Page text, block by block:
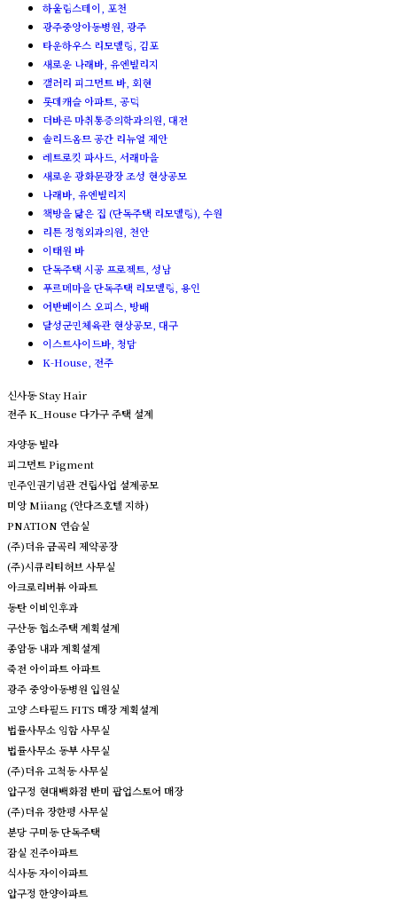
하울림스테이, 포천
광주중앙아동병원, 광주
타운하우스 리모델링, 김포
새로운 나래바, 유엔빌리지
갤러리 피그먼트 바, 회현
롯데캐슬 아파트, 공덕
더바른 마취통증의학과의원, 대전
솔리드옴므 공간 리뉴얼 제안
레트로킷 파사드, 서래마을
새로운 광화문광장 조성 현상공모
나래바, 유엔빌리지
책방을 닮은 집 (단독주택 리모델링), 수원
리튼 정형외과의원, 천안
이태원 바
단독주택 시공 프로젝트, 성남
푸르메마을 단독주택 리모델링, 용인
어반베이스 오피스, 방배
달성군민체육관 현상공모, 대구
이스트사이드바, 청담
K-House, 전주
신사동 Stay Hair
전주 K_House 다가구 주택 설계
자양동 빌라
피그먼트 Pigment
민주인권기념관 건립사업 설계공모
미앙 Miiang (안다즈호텔 지하)
PNATION 연습실
(주)더유 금곡리 제약공장
(주)시큐리티허브 사무실
아크로리버뷰 아파트
동탄 이비인후과
구산동 협소주택 계획설계
종암동 내과 계획설계
죽전 아이파트 아파트
광주 중앙아동병원 입원실
고양 스타필드 FITS 매장 계획설계
법률사무소 임함 사무실
법률사무소 동부 사무실
(주)더유 고척동 사무실
압구정 현대백화점 반미 팝업스토어 매장
(주)더유 장한평 사무실
분당 구미동 단독주택
잠실 진주아파트
식사동 자이아파트
압구정 한양아파트